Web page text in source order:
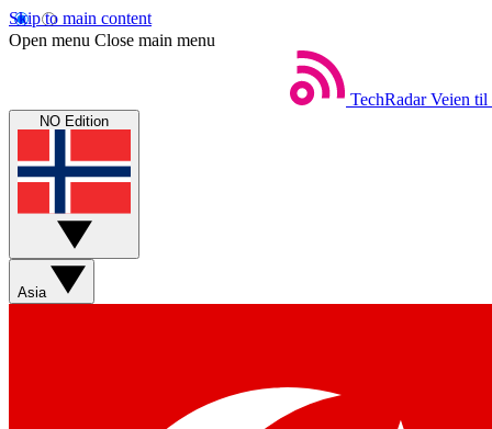
Skip to main content
Open menu Close main menu
TechRadar Veien til
NO Edition
Asia